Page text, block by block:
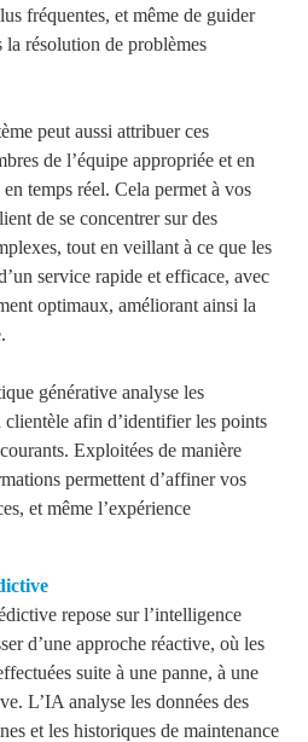
fréquentes, et même de guider
la résolution de problèmes
peut aussi attribuer ces
de l’équipe appropriée et en
temps réel. Cela permet à vos
de se concentrer sur des
tout en veillant à ce que les
service rapide et efficace, avec
optimaux, améliorant ainsi la
générative analyse les
clientèle afin d’identifier les points
Exploitées de manière
permettent d’affiner vos
et même l’expérience
repose sur l’intelligence
d’une approche réactive, où les
suite à une panne, à une
L’IA analyse les données des
et les historiques de maintenance